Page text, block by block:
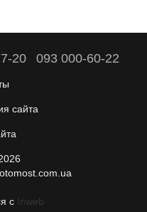
20 093 000-60-22
сайта
с Inweb